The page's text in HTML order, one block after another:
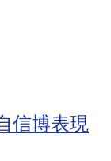
信博表現